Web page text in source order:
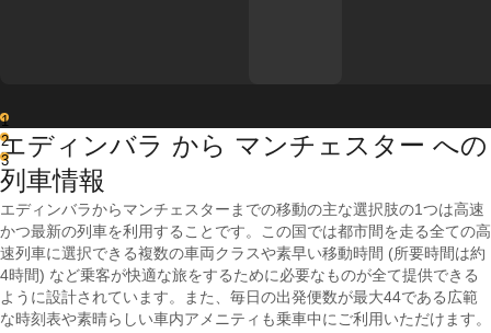
1
2
3
エディンバラ から マンチェスター への
列車情報
エディンバラからマンチェスターまでの移動の主な選択肢の1つは高速
かつ最新の列車を利用することです。この国では都市間を走る全ての高
速列車に選択できる複数の車両クラスや素早い移動時間 (所要時間は約
4時間) など乗客が快適な旅をするために必要なものが全て提供できる
ように設計されています。また、毎日の出発便数が最大44である広範
な時刻表や素晴らしい車内アメニティも乗車中にご利用いただけます。